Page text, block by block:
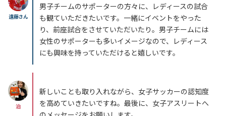
遠藤さん
男子チームのサポーターの方々に、レディースの試合
も観ていただきたいです。一緒にイベントをやった
り、前座試合をさせていただいたり。男子チームには
女性のサポーターも多いイメージなので、レディース
にも興味を持っていただけると嬉しいです。
泊
新しいことも取り入れながら、女子サッカーの認知度
を高めていきたいですね。最後に、女子アスリートへ